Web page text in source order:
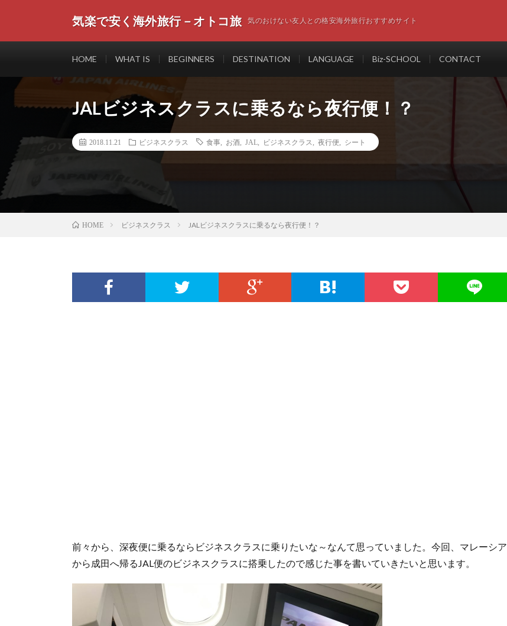
気楽で安く海外旅行－オトコ旅 気のおけない友人との格安海外旅行おすすめサイト
HOME WHAT IS BEGINNERS DESTINATION LANGUAGE Biz-SCHOOL CONTACT
JALビジネスクラスに乗るなら夜行便！？
2018.11.21 ビジネスクラス 食事 お酒 JAL ビジネスクラス 夜行便 シート
HOME ビジネスクラス JALビジネスクラスに乗るなら夜行便！？
前々から、深夜便に乗るならビジネスクラスに乗りたいな～なんて思っていました。今回、マレーシア
から成田へ帰るJAL便のビジネスクラスに搭乗したので感じた事を書いていきたいと思います。